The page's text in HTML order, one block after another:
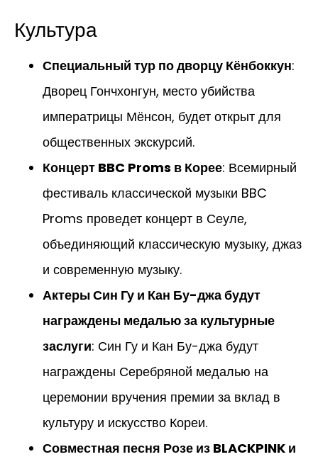
Культура
Специальный тур по дворцу Кёнбоккун:
Дворец Гончхонгун, место убийства
императрицы Мёнсон, будет открыт для
общественных экскурсий.
Концерт BBC Proms в Корее: Всемирный
фестиваль классической музыки BBC
Proms проведет концерт в Сеуле,
объединяющий классическую музыку, джаз
и современную музыку.
Актеры Син Гу и Кан Бу-джа будут
награждены медалью за культурные
заслуги: Син Гу и Кан Бу-джа будут
награждены Серебряной медалью на
церемонии вручения премии за вклад в
культуру и искусство Кореи.
Совместная песня Розе из BLACKPINK и